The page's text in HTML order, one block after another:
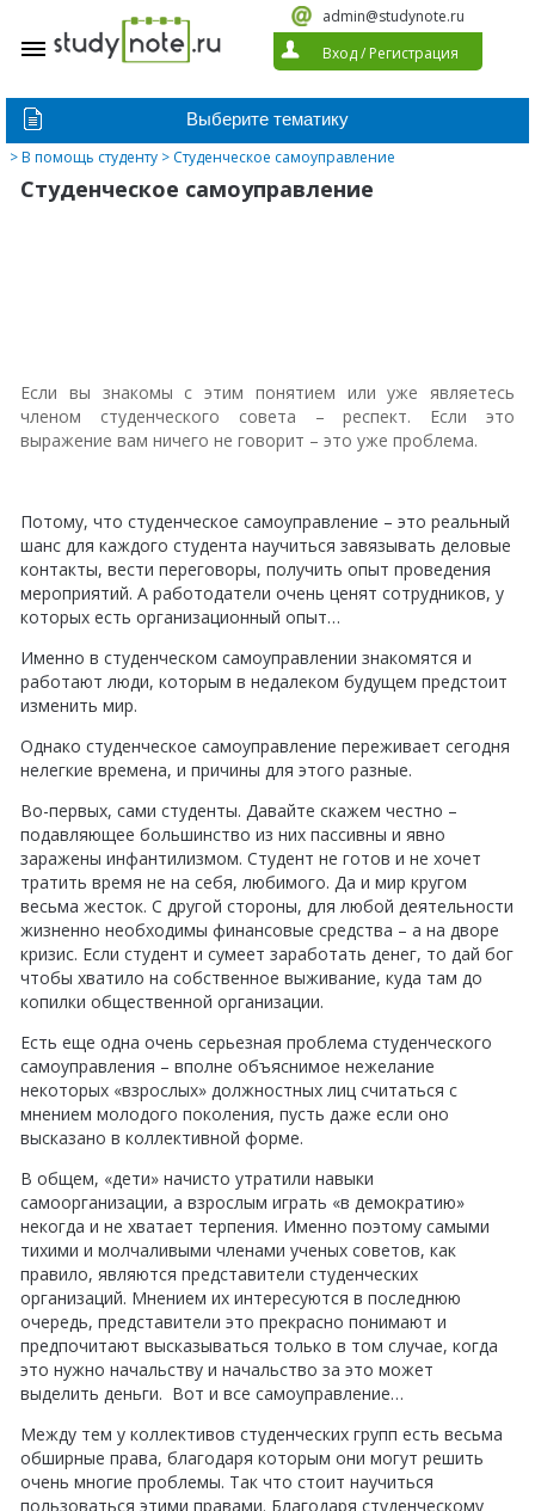
admin@studynote.ru
Вход/ Регистрация
>В помощь студенту > Студенческое самоуправление
Студенческое самоуправление
Если вы знакомы с этим понятием или уже являетесь
членом студенческого совета – респект. Если это
выражение вам ничего не говорит – это уже проблема.
Потому, что студенческое самоуправление – это реальный
шанс для каждого студента научиться завязывать деловые
контакты, вести переговоры, получить опыт проведения
мероприятий. А работодатели очень ценят сотрудников, у
которых есть организационный опыт…
Именно в студенческом самоуправлении знакомятся и
работают люди, которым в недалеком будущем предстоит
изменить мир.
Однако студенческое самоуправление переживает сегодня
нелегкие времена, и причины для этого разные.
Во-первых, сами студенты. Давайте скажем честно –
подавляющее большинство из них пассивны и явно
заражены инфантилизмом. Студент не готов и не хочет
тратить время не на себя, любимого. Да и мир кругом
весьма жесток. С другой стороны, для любой деятельности
жизненно необходимы финансовые средства – а на дворе
кризис. Если студент и сумеет заработать денег, то дай бог
чтобы хватило на собственное выживание, куда там до
копилки общественной организации.
Есть еще одна очень серьезная проблема студенческого
самоуправления – вполне объяснимое нежелание
некоторых «взрослых» должностных лиц считаться с
мнением молодого поколения, пусть даже если оно
высказано в коллективной форме.
В общем, «дети» начисто утратили навыки
самоорганизации, а взрослым играть «в демократию»
некогда и не хватает терпения. Именно поэтому самыми
тихими и молчаливыми членами ученых советов, как
правило, являются представители студенческих
организаций. Мнением их интересуются в последнюю
очередь, представители это прекрасно понимают и
предпочитают высказываться только в том случае, когда
это нужно начальству и начальство за это может
выделить деньги. Вот и все самоуправление…
Между тем у коллективов студенческих групп есть весьма
обширные права, благодаря которым они могут решить
очень многие проблемы. Так что стоит научиться
пользоваться этими правами. Благодаря студенческому